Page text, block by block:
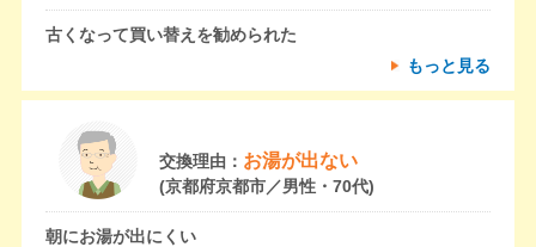
古くなって買い替えを勧められた
もっと見る
交換理由： お湯が出ない
(京都府京都市／男性・70代)
朝にお湯が出にくい